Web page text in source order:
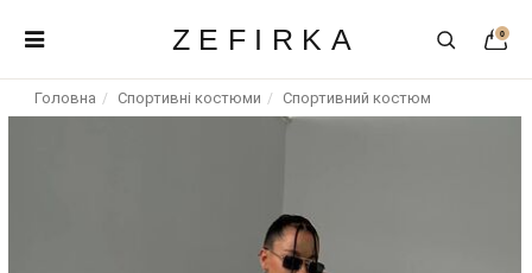
ZEFIRKA 0
Головна Спортивні костюми Спортивний костюм